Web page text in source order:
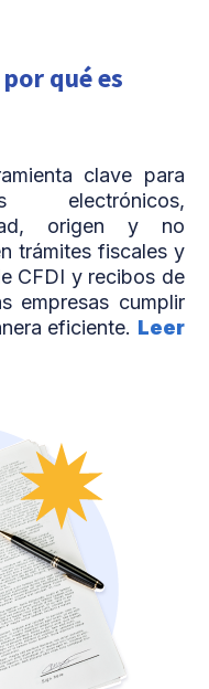
qué es
clave para
electrónicos,
origen y no
trámites fiscales y
CFDI y recibos de
empresas cumplir
eficiente. Leer